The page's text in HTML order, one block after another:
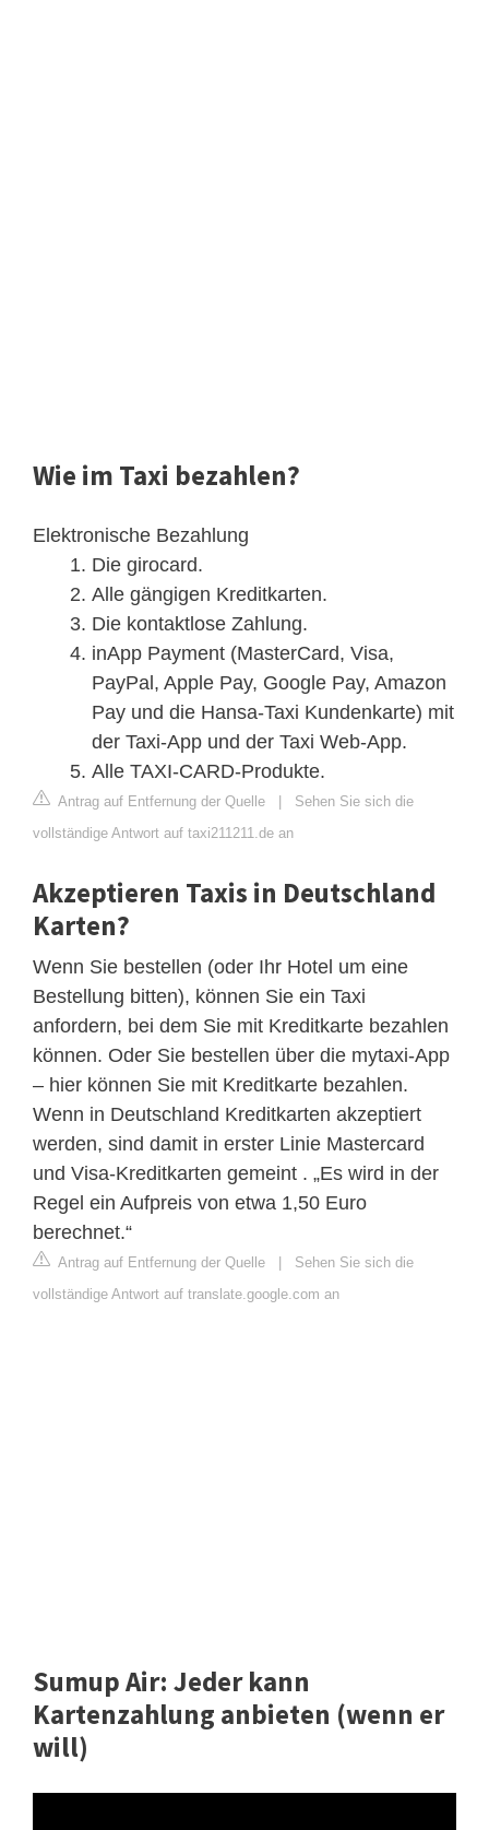
Wie im Taxi bezahlen?
Elektronische Bezahlung
Die girocard.
Alle gängigen Kreditkarten.
Die kontaktlose Zahlung.
inApp Payment (MasterCard, Visa,
PayPal, Apple Pay, Google Pay, Amazon
Pay und die Hansa-Taxi Kundenkarte) mit
der Taxi-App und der Taxi Web-App.
Alle TAXI-CARD-Produkte.
Antrag auf Entfernung der Quelle
Sehen Sie sich die
vollständige Antwort auf taxi211211.de an
Akzeptieren Taxis in Deutschland
Karten?
Wenn Sie bestellen (oder Ihr Hotel um eine
Bestellung bitten), können Sie ein Taxi
anfordern, bei dem Sie mit Kreditkarte bezahlen
können. Oder Sie bestellen über die mytaxi-App
– hier können Sie mit Kreditkarte bezahlen.
Wenn in Deutschland Kreditkarten akzeptiert
werden, sind damit in erster Linie Mastercard
und Visa-Kreditkarten gemeint . „Es wird in der
Regel ein Aufpreis von etwa 1,50 Euro
berechnet.“
Antrag auf Entfernung der Quelle
Sehen Sie sich die
vollständige Antwort auf translate.google.com an
Sumup Air: Jeder kann
Kartenzahlung anbieten (wenn er
will)